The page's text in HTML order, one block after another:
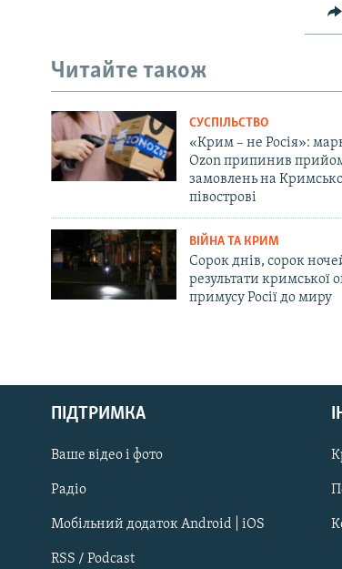
Русский
Qırımtatar
ДОЛУЧАЙСЯ!
Читайте також
СУСПІЛЬСТВО
«Крим – не Росія»:
Ozon припинив
замовлень на
півострові
ВІЙНА ТА КРИМ
Сорок днів, сорок
результати кримської
примусу Росії до миру
ПІДТРИМКА
Ваше відео і фото
Радіо
Мобільний додаток Android | iOS
RSS / Podcast